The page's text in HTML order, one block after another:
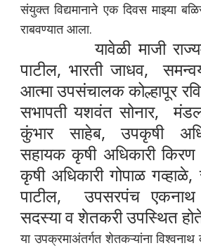
संयुक्त विद्यमानाने एक दिवस माझ्या
राबवण्यात आला.
यावेळी माजी
पाटील, भारती जाधव,
आत्मा उपसंचालक कोल्हापूर
सभापती यशवंत सोनार,
कुंभार साहेब, उपकृषी
सहायक कृषी अधिकारी
कृषी अधिकारी गोपाळ गव्हाळे,
पाटील, उपसरपंच एकनाथ
सदस्या व शेतकरी उपस्थित
या उपक्रमाअंतर्गत शेतकऱ्यांना